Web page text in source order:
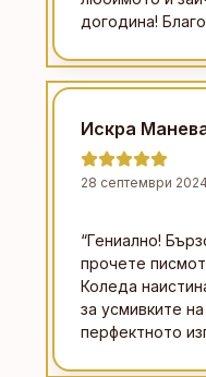
догодина!
Искра
28 септември
“Гениално!
прочете
Коледа
за усмивките
перфектното